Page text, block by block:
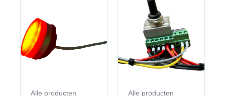
Alle producten Alle producten